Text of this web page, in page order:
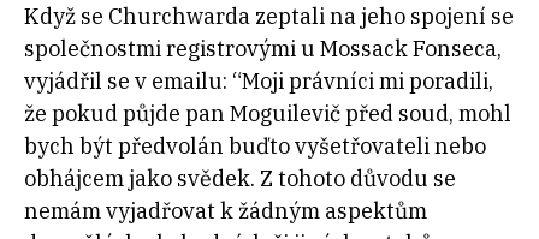
Když se Churchwarda zeptali na jeho spojení se
společnostmi registrovými u Mossack Fonseca,
vyjádřil se v emailu: “Moji právníci mi poradili,
že pokud půjde pan Moguilevič před soud, mohl
bych být předvolán buďto vyšetřovateli nebo
obhájcem jako svědek. Z tohoto důvodu se
nemám vyjadřovat k žádným aspektům